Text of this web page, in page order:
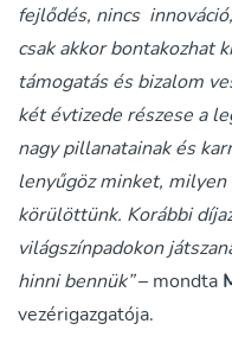
fejlődés, nincs
csak akkor bontakozhat
támogatás és bizalom
két évtizede részese a
nagy pillanatainak és
lenyűgöz minket,
körülöttünk. Korábbi
világszínpadokon
hinni bennük”– mondta
vezérigazgatója.